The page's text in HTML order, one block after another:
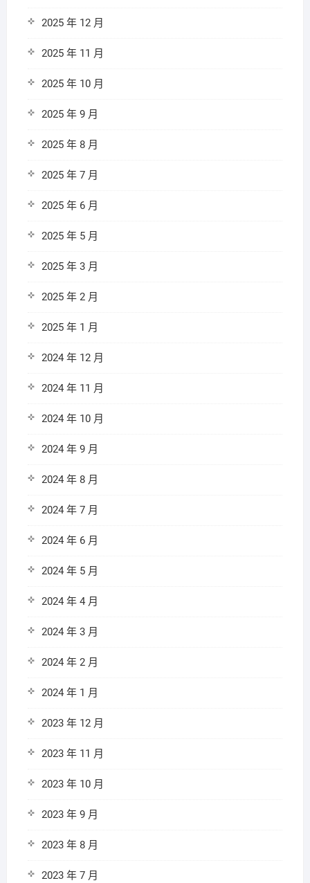
2025 年 12 月
2025 年 11 月
2025 年 10 月
2025 年 9 月
2025 年 8 月
2025 年 7 月
2025 年 6 月
2025 年 5 月
2025 年 3 月
2025 年 2 月
2025 年 1 月
2024 年 12 月
2024 年 11 月
2024 年 10 月
2024 年 9 月
2024 年 8 月
2024 年 7 月
2024 年 6 月
2024 年 5 月
2024 年 4 月
2024 年 3 月
2024 年 2 月
2024 年 1 月
2023 年 12 月
2023 年 11 月
2023 年 10 月
2023 年 9 月
2023 年 8 月
2023 年 7 月